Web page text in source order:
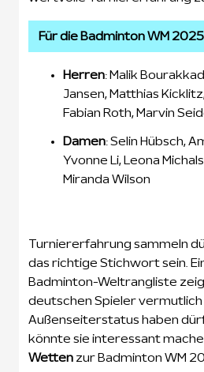
Für die Badminton WM
Herren: Malik
Jansen, Matthias
Fabian Roth, Marvin
Damen: Selin Hübsch,
Yvonne Li, Leona
Miranda Wilson
Turniererfahrung sammeln
das richtige Stichwort sein.
Badminton-Weltrangliste
deutschen Spieler vermutlich
Außenseiterstatus haben
könnte sie interessant
Wetten zur Badminton WM